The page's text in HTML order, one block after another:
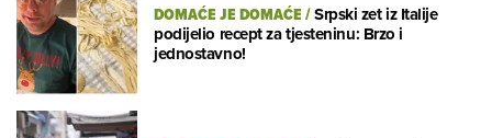
DOMAĆE JE DOMAĆE/Srpski zet iz Italije
podijelio recept za tjesteninu: Brzo i
jednostavno!